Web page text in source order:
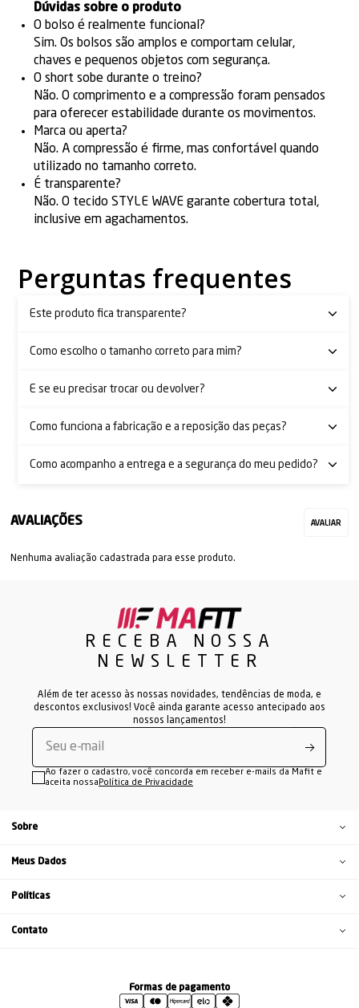
Dúvidas sobre o produto
O bolso é realmente funcional?
Sim. Os bolsos são amplos e comportam celular,
chaves e pequenos objetos com segurança.
O short sobe durante o treino?
Não. O comprimento e a compressão foram pensados
para oferecer estabilidade durante os movimentos.
Marca ou aperta?
Não. A compressão é firme, mas confortável quando
utilizado no tamanho correto.
É transparente?
Não. O tecido STYLE WAVE garante cobertura total,
inclusive em agachamentos.
Perguntas frequentes
Este produto fica transparente?
Como escolho o tamanho correto para mim?
E se eu precisar trocar ou devolver?
Como funciona a fabricação e a reposição das peças?
Como acompanho a entrega e a segurança do meu pedido?
Nenhuma avaliação cadastrada para esse produto.
RECEBA NOSSA
NEWSLETTER
Além de ter acesso às nossas novidades, tendências de moda, e
descontos exclusivos! Você ainda garante acesso antecipado aos
nossos lançamentos!
Ao fazer o cadastro, você concorda em receber e-mails da Mafit e
aceita nossa Política de Privacidade
Sobre
Meus Dados
Políticas
Contato
Formas de pagamento